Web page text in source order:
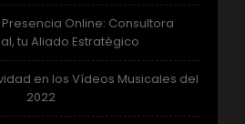
Online: Consultora
tu Aliado Estratégico
en los Vídeos Musicales del
2022